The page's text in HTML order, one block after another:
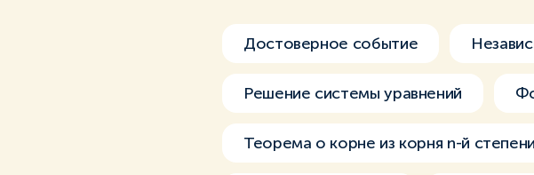
Достоверное событие
Решение системы уравнений
Теорема о корне из корня n-й степени